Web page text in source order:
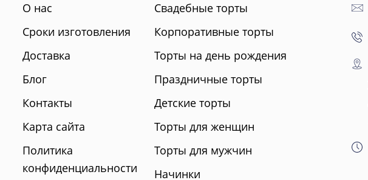
О нас
Сроки изготовления
Доставка
Блог
Контакты
Карта сайта
Политика
конфиденциальности
Свадебные торты
Корпоративные торты
Торты на день рождения
Праздничные торты
Детские торты
Торты для женщин
Торты для мужчин
Начинки